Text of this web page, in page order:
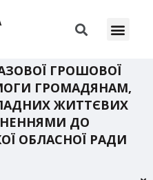
ГРОШОВОЇ
ГРОМАДЯНАМ,
ЖИТТЄВИХ
ДО
ОБЛАСНОЇ РАДИ